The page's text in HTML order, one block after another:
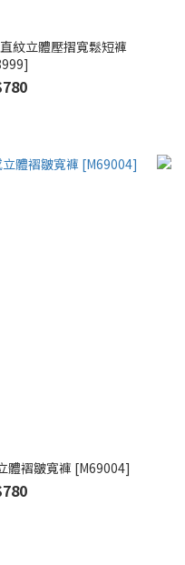
紋立體壓摺寬鬆短褲
體褶皺寬褲 [M69004]